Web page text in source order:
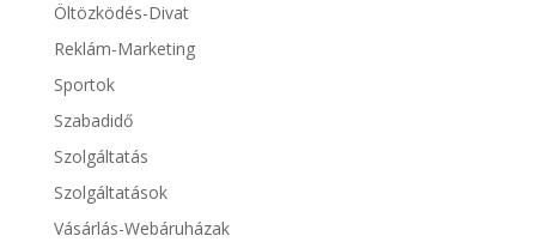
Öltözködés-Divat
Reklám-Marketing
Sportok
Szabadidő
Szolgáltatás
Szolgáltatások
Vásárlás-Webáruházak